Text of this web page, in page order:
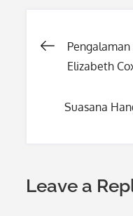
Post
Elizabeth
Suasana
Leave a